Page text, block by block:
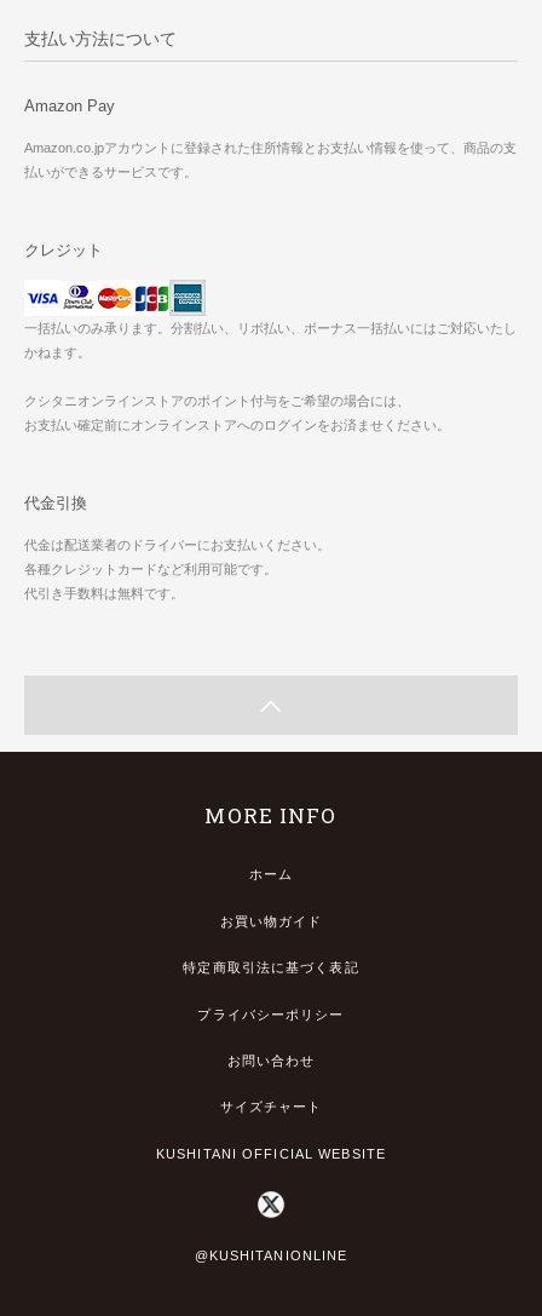
支払い方法について
Amazon Pay
Amazon.co.jpアカウントに登録された住所情報とお支払い情報を使って、商品の支
払いができるサービスです。
クレジット
一括払いのみ承ります。分割払い、リボ払い、ボーナス一括払いにはご対応いたし
かねます。
クシタニオンラインストアのポイント付与をご希望の場合には、
お支払い確定前にオンラインストアへのログインをお済ませください。
代金引換
代金は配送業者のドライバーにお支払いください。
各種クレジットカードなど利用可能です。
代引き手数料は無料です。
MORE INFO
ホーム
お買い物ガイド
特定商取引法に基づく表記
プライバシーポリシー
お問い合わせ
サイズチャート
KUSHITANI OFFICIAL WEBSITE
@KUSHITANIONLINE